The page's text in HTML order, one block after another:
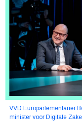
VVD Europarlementariër
minister voor Digitale